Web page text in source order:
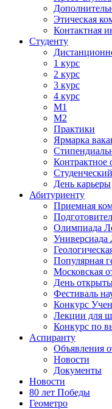
Этическая
Контактная
Студенту
1 курс
2 курс
3 курс
4 курс
М1
М2
Практики
Ярмарка
Контрактное
День карьеры
Абитуриенту
Приемная
Олимпиада
Универсиада
Популярная
Московская
День
Фестиваль
Конкурс
Лекции для
Конкурс по
Аспиранту
Объявления
Новости
Документы
Новости
80 лет Победы
Геометро